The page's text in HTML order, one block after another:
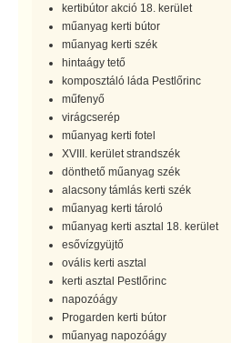
kertibútor akció 18. kerület
műanyag kerti bútor
műanyag kerti szék
hintaágy tető
komposztáló láda Pestlőrinc
műfenyő
virágcserép
műanyag kerti fotel
XVIII. kerület strandszék
dönthető műanyag szék
alacsony támlás kerti szék
műanyag kerti tároló
műanyag kerti asztal 18. kerület
esővízgyüjtő
ovális kerti asztal
kerti asztal Pestlőrinc
napozóágy
Progarden kerti bútor
műanyag napozóágy